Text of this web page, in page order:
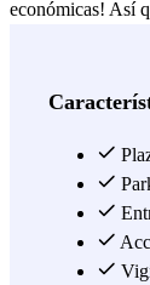
económicas! Así
minutos!
Ver más